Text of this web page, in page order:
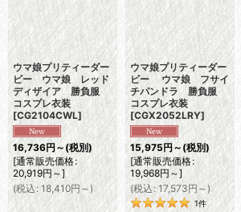
ウマ娘プリティーダー
ビー ウマ娘 レッド
ディザイア 勝負服
コスプレ衣装
[CG2104CWL]
16,736円～(税別)
[通常販売価格:
20,919円～]
(税込 : 18,410円～)
ウマ娘プリティーダー
ビー ウマ娘 フサイ
チパンドラ 勝負服
コスプレ衣装
[CGX2052LRY]
15,975円～ (税別)
[通常販売価格:
19,968円～]
(税込: 17,573円～)
1件